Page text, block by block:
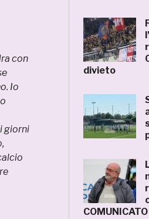
con
Io
giorni
divieto
COMUNICATO